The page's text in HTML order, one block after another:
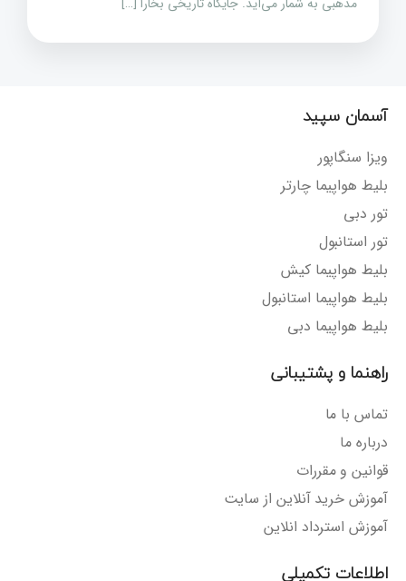
آسمان سپید
ویزا سنگاپور
بلیط هواپیما چارتر
تور دبی
تور استانبول
بلیط هواپیما کیش
بلیط هواپیما استانبول
بلیط هواپیما دبی
راهنما و پشتیبانی
تماس با ما
درباره ما
قوانین و مقررات
آموزش خرید آنلاین از سایت
آموزش استرداد انلاین
اطلاعات تکمیلی